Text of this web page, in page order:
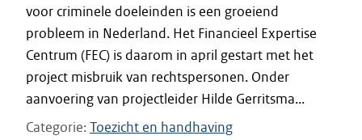
voor criminele doeleinden is een groeiend
probleem in Nederland. Het Financieel Expertise
Centrum (FEC) is daarom in april gestart met het
project misbruik van rechtspersonen. Onder
aanvoering van projectleider Hilde Gerritsma...
Categorie Toezicht en handhaving